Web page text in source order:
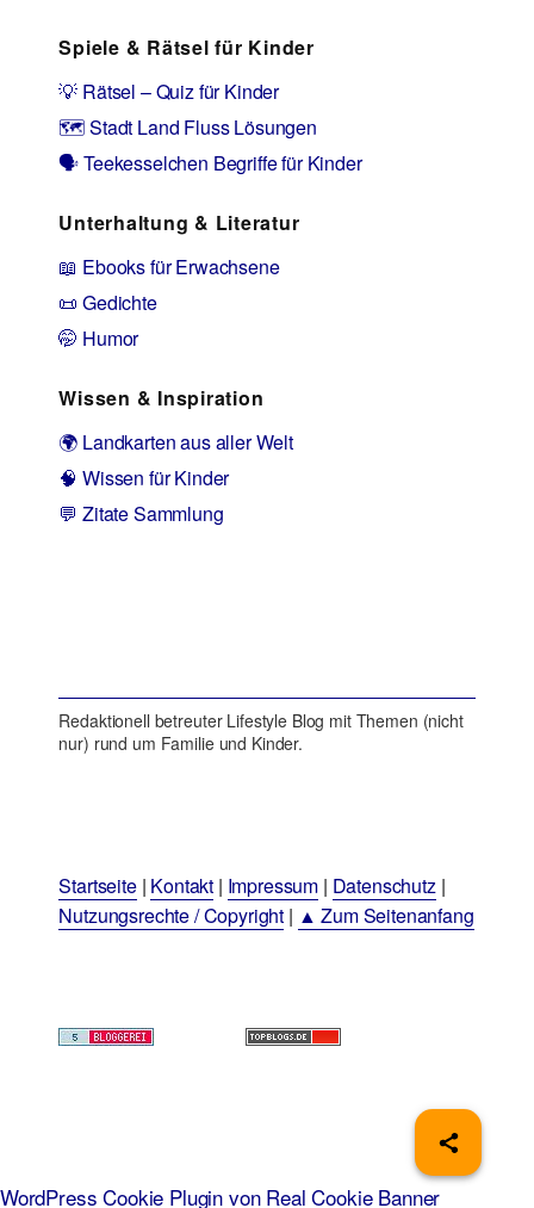
Spiele & Rätsel für Kinder
💡 Rätsel – Quiz für Kinder
🗺️ Stadt Land Fluss Lösungen
🗣️ Teekesselchen Begriffe für Kinder
Unterhaltung & Literatur
📖 Ebooks für Erwachsene
📜 Gedichte
🤭 Humor
Wissen & Inspiration
🌍 Landkarten aus aller Welt
🧠 Wissen für Kinder
💬 Zitate Sammlung
Redaktionell betreuter Lifestyle Blog mit Themen (nicht
nur) rund um Familie und Kinder.
Startseite| Kontakt | Impressum | Datenschutz|
Nutzungsrechte / Copyright | ▲ Zum Seitenanfang
WordPress Cookie Plugin von Real Cookie Banner